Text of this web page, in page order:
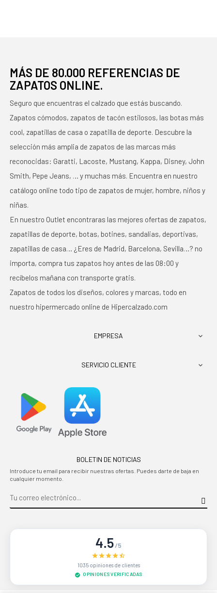
MÁS DE 80.000 REFERENCIAS DE
ZAPATOS ONLINE.
Seguro que encuentras el calzado que estás buscando.
Zapatos cómodos, zapatos de tacón estilosos, las botas más
cool, zapatillas de casa o zapatilla de deporte. Descubre la
selección más amplia de zapatos de las marcas más
reconocidas: Garatti, Lacoste, Mustang, Kappa, Disney, John
Smith, Pepe Jeans, … y muchas más. Encuentra en nuestro
catálogo online todo tipo de zapatos de mujer, hombre, niños y
niñas.
En nuestro Outlet encontraras las mejores ofertas de zapatos,
zapatillas de deporte, botas, botines, sandalias, deportivas,
zapatillas de casa… ¿Eres de Madrid, Barcelona, Sevilla…? no
importa, compra tus zapatos hoy antes de las 08:00 y
recíbelos mañana con transporte gratis.
Zapatos de todos los diseños, colores y marcas, todo en
nuestro hipermercado online de Hipercalzado.com
EMPRESA 
SERVICIO CLIENTE 
BOLETIN DE NOTICIAS
Introduce tu email para recibir nuestras ofertas. Puedes darte de baja en
cualquier momento.
4.5/5
1035 opiniones de clientes
OPINIONES VERIFICADAS